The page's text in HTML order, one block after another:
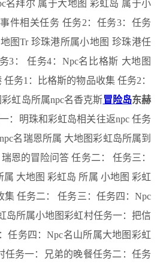
名拜尔 属于大地图 彩虹岛 属于小
件相关任务 任务2：任务3：任务
图Tr 珍珠港所属小地图 珍珠港任
3： 任务4：Npc名比格斯 大地图
务1：比格斯的物品收集 任务2：
虹岛所属npc名香克斯冒险岛东赫
：明珠和彩虹岛相关往返npc 任务
名瑞恩所属 大地图彩虹岛所属到
恩的冒险问答 任务二： 任务三：
属 大地图 彩虹岛 所属 小地图 彩虹
集 任务二： 任务三：任务四：Npc
岛所属小地图彩虹村任务一：把信
任务四：Npc名山所属大地图彩虹
任务一：兄弟的晚餐任务二：任务